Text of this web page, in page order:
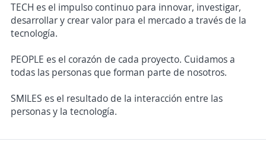
TECH es el impulso continuo para innovar, investigar,
desarrollar y crear valor para el mercado a través de la
tecnología.
PEOPLE es el corazón de cada proyecto. Cuidamos a
todas las personas que forman parte de nosotros.
SMILES es el resultado de la interacción entre las
personas y la tecnología.